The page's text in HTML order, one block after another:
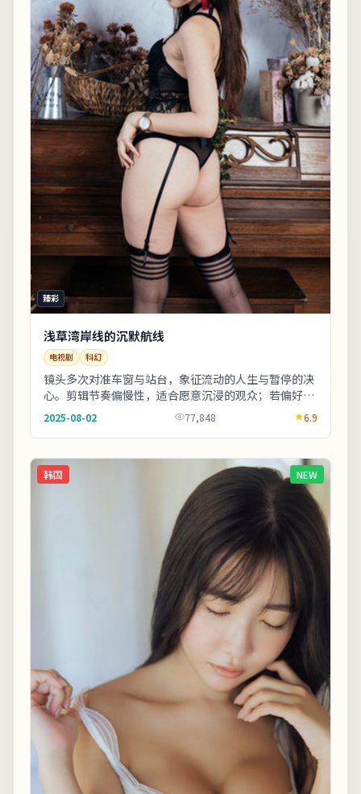
臻彩
浅草湾岸线的沉默航线
电视剧 科幻
镜头多次对准车窗与站台，象征流动的人生与暂停的决
心。剪辑节奏偏慢性，适合愿意沉浸的观众；若偏好快
节奏可酌情快进前半。上线之后口碑分化属正常现
象，...
2025-08-02 77,848 6.9
韩国 NEW